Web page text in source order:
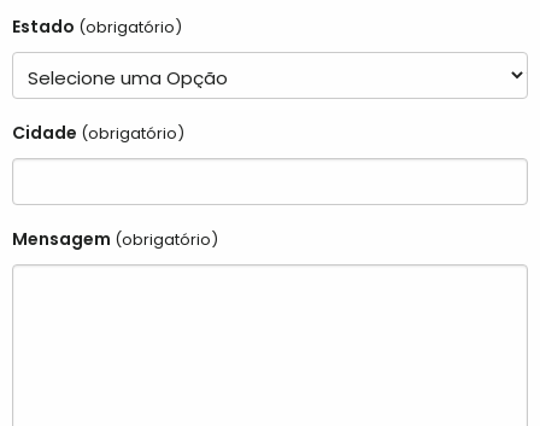
Estado (obrigatório)
Cidade (obrigatório)
Mensagem (obrigatório)